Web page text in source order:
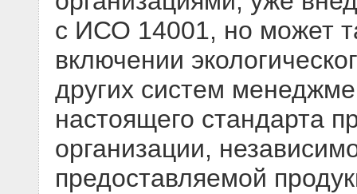
с ИСО 14001, но может
включении
других систем
настоящего стандарта
организации,
предоставляемой